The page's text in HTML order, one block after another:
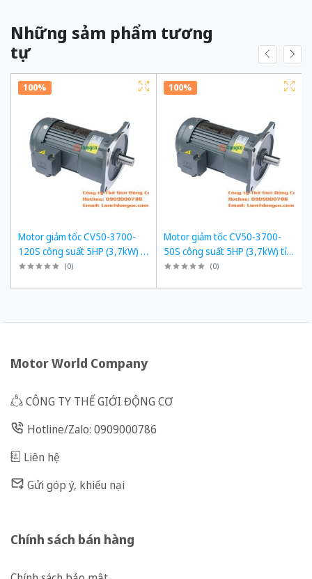
Những sảm phẩm tương
tự
100%
Motor giảm tốc CV50-3700-
120S công suất 5HP (3,7kW) tỉ
số truyền 1/120
(0)
100%
Motor giảm tốc CV50-3700-
50S công suất 5HP (3,7kW) tỉ
số truyền 1/50
(0)
Motor World Company
CÔNG TY THẾ GIỚI ĐỘNG CƠ
Hotline/Zalo: 0909000786
Liên hệ
Gửi góp ý, khiếu nại
Chính sách bán hàng